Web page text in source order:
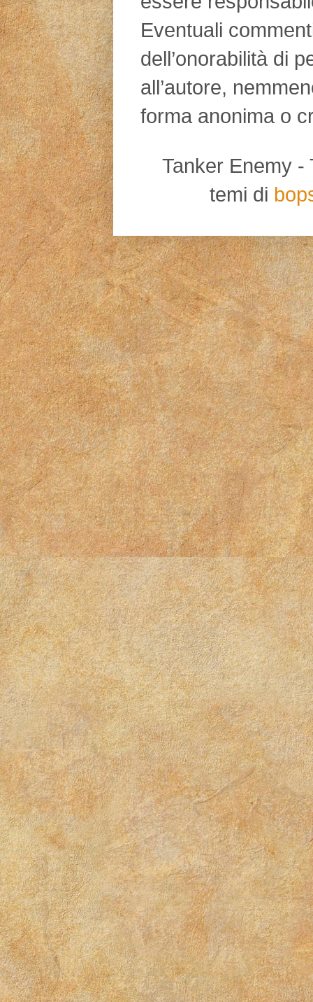
Eventuali
dell’onorabilità di
all’autore,
forma anonima o
Tanker Enemy -
temi di